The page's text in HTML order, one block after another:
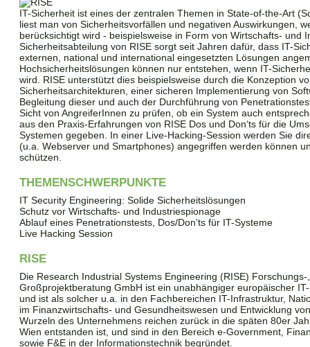
IT-Sicherheit ist eines der zentralen Themen in State-of-the-Art
liest man von Sicherheitsvorfällen und negativen Auswirkungen,
berücksichtigt wird - beispielsweise in Form von Wirtschafts- und
Sicherheitsabteilung von RISE sorgt seit Jahren dafür, dass IT-
externen, national und international eingesetzten Lösungen
Hochsicherheitslösungen können nur entstehen, wenn IT-
wird. RISE unterstützt dies beispielsweise durch die Konzeption
Sicherheitsarchitekturen, einer sicheren Implementierung von
Begleitung dieser und auch der Durchführung von
Sicht von AngreiferInnen zu prüfen, ob ein System auch
aus den Praxis-Erfahrungen von RISE Dos und Don‘ts für die
Systemen gegeben. In einer Live-Hacking-Session werden Sie
(u.a. Webserver und Smartphones) angegriffen werden können
schützen.
THEMENSCHWERPUNKTE
IT Security Engineering: Solide Sicherheitslösungen
Schutz vor Wirtschafts- und Industriespionage
Ablauf eines Penetrationstests, Dos/Don‘ts für IT-Systeme
Live Hacking Session
RISE
Die Research Industrial Systems Engineering (RISE)
Großprojektberatung GmbH ist ein unabhängiger europäischer
und ist als solcher u.a. in den Fachbereichen IT-Infrastruktur,
im Finanzwirtschafts- und Gesundheitswesen und Entwicklung
Wurzeln des Unternehmens reichen zurück in die späten 80er
Wien entstanden ist, und sind in den Bereich e-Government,
sowie F&E in der Informationstechnik begründet.